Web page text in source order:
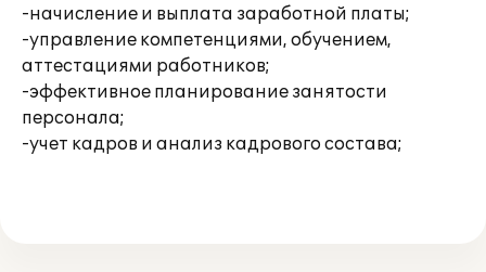
-начисление и выплата заработной платы;
-управление компетенциями, обучением,
аттестациями работников;
-эффективное планирование занятости
персонала;
-учет кадров и анализ кадрового состава;